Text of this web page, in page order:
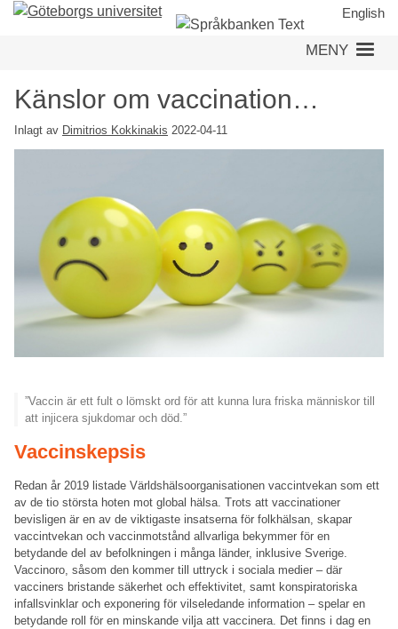
Hoppa
English
MENY
Känslor om vaccination…
Inlagt av Dimitrios Kokkinakis 2022-04-11
”Vaccin är ett fult o lömskt ord för att kunna lura friska människor till
att injicera sjukdomar och död.”
Vaccinskepsis
Redan år 2019 listade Världshälsoorganisationen vaccintvekan som ett
av de tio största hoten mot global hälsa. Trots att vaccinationer
bevisligen är en av de viktigaste insatserna för folkhälsan, skapar
vaccintvekan och vaccinmotstånd allvarliga bekymmer för en
betydande del av befolkningen i många länder, inklusive Sverige.
Vaccinoro, såsom den kommer till uttryck i sociala medier – där
vacciners bristande säkerhet och effektivitet, samt konspiratoriska
infallsvinklar och exponering för vilseledande information – spelar en
betydande roll för en minskande vilja att vaccinera. Det finns i dag en